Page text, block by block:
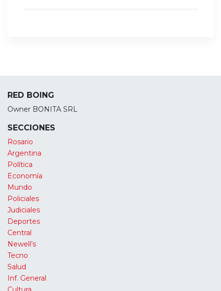
RED BOING
Owner BONITA SRL
SECCIONES
Rosario
Argentina
Política
Economía
Mundo
Policiales
Judiciales
Deportes
Central
Newell’s
Tecno
Salud
Inf. General